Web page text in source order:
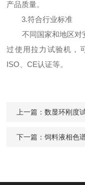
产品质量。
3.符合行业标准
不同国家和地区对
过使用拉力试验机，
ISO、CE认证等。
上一篇：数显环刚度
下一篇：饲料液相色